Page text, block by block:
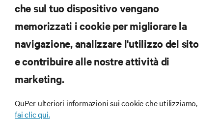
ISCRIVITI SUBITO
SUPPORTO
AZIENDA
che sul tuo dispositivo vengano
memorizzati i cookie per migliorare la
navigazione, analizzare l'utilizzo del sito
e contribuire alle nostre attività di
marketing.
QuPer ulteriori informazioni sui cookie che utilizziamo,
fai clic qui.